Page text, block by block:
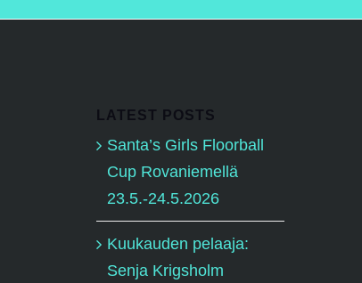
LATEST POSTS
Santa’s Girls Floorball
Cup Rovaniemellä
23.5.-24.5.2026
Kuukauden pelaaja:
Senja Krigsholm